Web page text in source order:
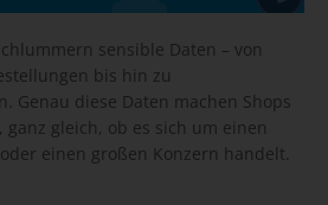
sensible Daten – von
bis hin zu
Genau diese Daten machen Shops
gleich, ob es sich um einen
einen großen Konzern handelt.